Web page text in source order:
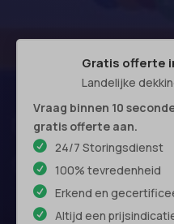
Gratis offerte
Landelijke
Vraag binnen 10
gratis offerte aan.
24/7 Storingsdienst
100% tevredenheid
Erkend en
Altijd een